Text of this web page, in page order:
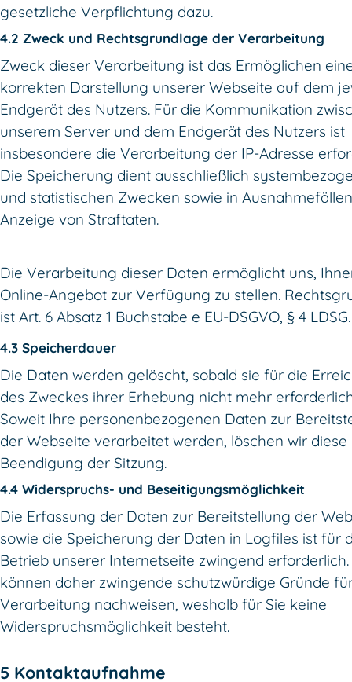
gesetzliche Verpflichtung dazu.
4.2 Zweck und Rechtsgrundlage der Verarbeitung
Zweck dieser Verarbeitung ist das Ermöglichen
korrekten Darstellung unserer Webseite auf dem
Endgerät des Nutzers. Für die Kommunikation
unserem Server und dem Endgerät des Nutzers ist
insbesondere die Verarbeitung der IP-Adresse
Die Speicherung dient ausschließlich
und statistischen Zwecken sowie in
Anzeige von Straftaten.
Die Verarbeitung dieser Daten ermöglicht uns,
Online-Angebot zur Verfügung zu stellen.
ist Art. 6 Absatz 1 Buchstabe e EU-DSGVO, § 4 LDSG.
4.3 Speicherdauer
Die Daten werden gelöscht, sobald sie für die
des Zweckes ihrer Erhebung nicht mehr
Soweit Ihre personenbezogenen Daten zur
der Webseite verarbeitet werden, löschen wir diese
Beendigung der Sitzung.
4.4 Widerspruchs- und Beseitigungsmöglichkeit
Die Erfassung der Daten zur Bereitstellung der
sowie die Speicherung der Daten in Logfiles ist für
Betrieb unserer Internetseite zwingend
können daher zwingende schutzwürdige Gründe
Verarbeitung nachweisen, weshalb für Sie keine
Widerspruchsmöglichkeit besteht.
5 Kontaktaufnahme